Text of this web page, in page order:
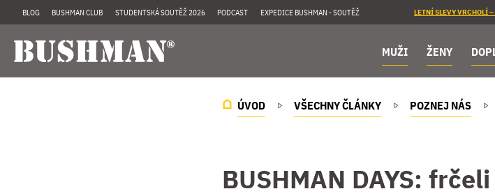
BLOG BUSHMAN CLUB STUDENTSKÁ SOUTĚŽ 2026 PODCAST EXPEDICE BUSHMAN - SOUTĚŽ LETNÍ SLEVY VRCHOLÍ
MUŽI ŽENY
ÚVOD VŠECHNY ČLÁNKY POZNEJ NÁS
BUSHMAN DAYS: